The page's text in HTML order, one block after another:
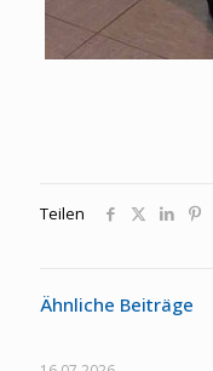
Teilen
Ähnliche Beiträge